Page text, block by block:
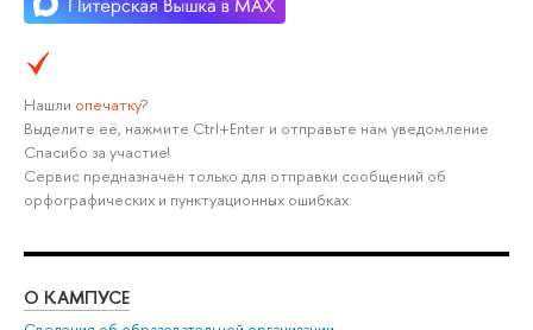
Нашли опечатку?
Выделите её, нажмите Ctrl+Enter и отправьте нам уведомление.
Спасибо за участие!
Сервис предназначен только для отправки сообщений об
орфографических и пунктуационных ошибках.
О КАМПУСЕ